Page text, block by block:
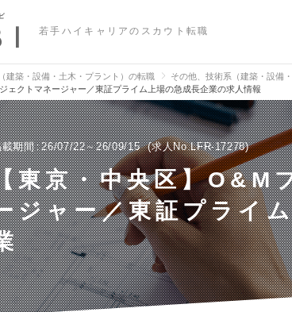
若手ハイキャリアのスカウト転職
建築・設備・土木・プラント）の転職
その他、技術系（建築・設備
ェクトマネージャー／東証プライム上場の急成長企業の求人情報
載期間 26/07/22～26/09/15 求人No.LFR-17278
東京・中央区】O&M
ジャー／東証プライ